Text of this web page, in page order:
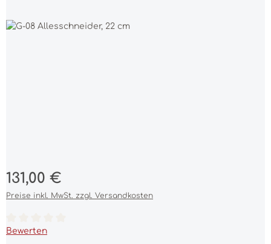
Bildergalerie überspringen
Regulärer Preis:
131,00 €
Preise inkl. MwSt. zzgl. Versandkosten
Durchschnittliche Bewertung von 0 von 5 Sternen
Bewerten